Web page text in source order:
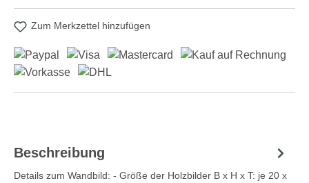
Zum Merkzettel hinzufügen
Beschreibung
Details zum Wandbild: - Größe der Holzbilder B x H x T: je 20 x